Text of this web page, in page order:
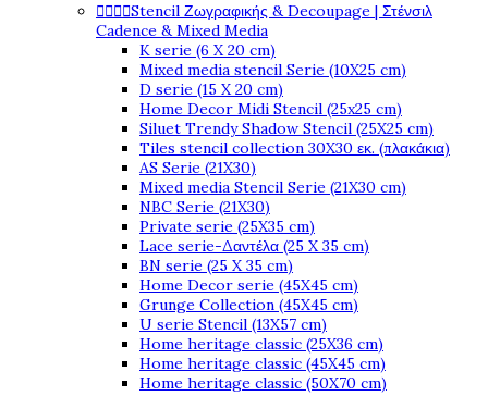
Stencil Ζωγραφικής & Decoupage | Στένσιλ
Cadence & Mixed Media
K serie (6 X 20 cm)
Mixed media stencil Serie (10X25 cm)
D serie (15 X 20 cm)
Home Decor Midi Stencil (25x25 cm)
Siluet Trendy Shadow Stencil (25X25 cm)
Tiles stencil collection 30X30 εκ. (πλακάκια)
AS Serie (21X30)
Mixed media Stencil Serie (21X30 cm)
NBC Serie (21X30)
Private serie (25X35 cm)
Lace serie-Δαντέλα (25 X 35 cm)
BN serie (25 X 35 cm)
Home Decor serie (45X45 cm)
Grunge Collection (45X45 cm)
U serie Stencil (13X57 cm)
Home heritage classic (25X36 cm)
Home heritage classic (45X45 cm)
Home heritage classic (50X70 cm)